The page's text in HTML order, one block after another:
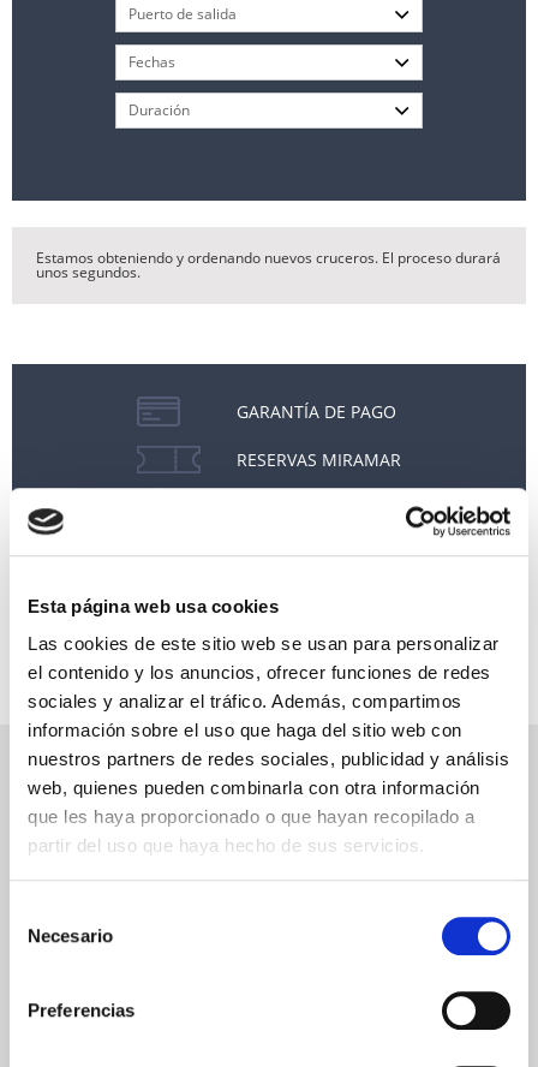
Esta página web usa cookies
Las cookies de este sitio web se usan para personalizar
el contenido y los anuncios, ofrecer funciones de redes
sociales y analizar el tráfico. Además, compartimos
información sobre el uso que haga del sitio web con
nuestros partners de redes sociales, publicidad y análisis
web, quienes pueden combinarla con otra información
que les haya proporcionado o que hayan recopilado a
partir del uso que haya hecho de sus servicios.
Necesario
Preferencias
Estamos obteniendo y ordenando nuevos cruceros. El proceso durará
unos segundos.
GARANTÍA DE PAGO
RESERVAS MIRAMAR
INFORMACIÓN ÚTIL
NEWSLETTER
Déjanos tu email y recibirás promociones y las últimas novedades en
cruceros:
ENVIAR